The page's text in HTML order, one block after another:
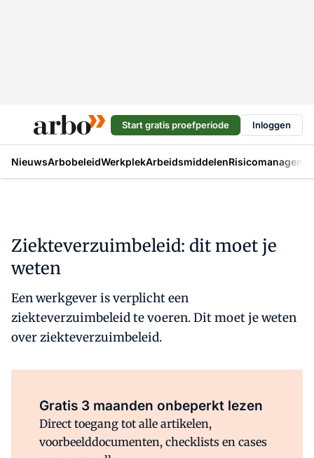
Start gratis proefperiode Inloggen
NieuwsArbobeleidWerkplekArbeidsmiddelen
Ziekteverzuimbeleid: dit moet je
weten
Een werkgever is verplicht een
ziekteverzuimbeleid te voeren. Dit moet je weten
over ziekteverzuimbeleid.
Gratis 3 maanden onbeperkt lezen
Direct toegang tot alle artikelen,
voorbeelddocumenten, checklists en cases